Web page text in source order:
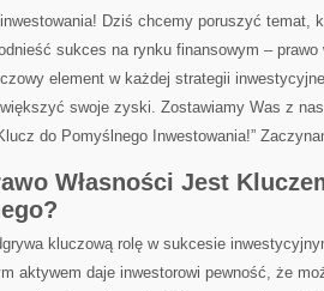
Dziś chcemy poruszyć temat,
sukces na rynku finansowym – prawo
⁢element w każdej strategii
swoje zyski. Zostawiamy Was ​z
do Pomyślnego Inwestowania!”
Własności Jest​
kluczową rolę w sukcesie
aktywem daje inwestorowi pewność, że⁢